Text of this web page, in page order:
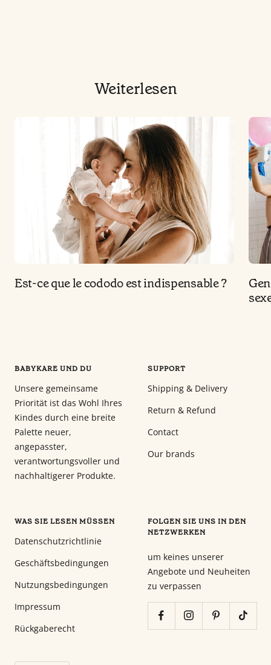
Weiterlesen
Est-ce que le cododo est indispensable ?
BABYKARE UND DU
Unsere gemeinsame
Priorität ist das Wohl Ihres
Kindes durch eine breite
Palette neuer,
angepasster,
verantwortungsvoller und
nachhaltigerer Produkte.
SUPPORT
Shipping & Delivery
Return & Refund
Contact
Our brands
WAS SIE LESEN MÜSSEN
Datenschutzrichtlinie
Geschäftsbedingungen
Nutzungsbedingungen
Impressum
Rückgaberecht
FOLGEN SIE UNS IN DEN
NETZWERKEN
um keines unserer
Angebote und Neuheiten
zu verpassen